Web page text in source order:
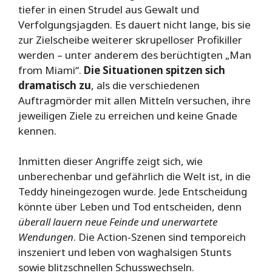
tiefer in einen Strudel aus Gewalt und
Verfolgungsjagden. Es dauert nicht lange, bis sie
zur Zielscheibe weiterer skrupelloser Profikiller
werden – unter anderem des berüchtigten „Man
from Miami“. Die Situationen spitzen sich
dramatisch zu, als die verschiedenen
Auftragmörder mit allen Mitteln versuchen, ihre
jeweiligen Ziele zu erreichen und keine Gnade
kennen.
Inmitten dieser Angriffe zeigt sich, wie
unberechenbar und gefährlich die Welt ist, in die
Teddy hineingezogen wurde. Jede Entscheidung
könnte über Leben und Tod entscheiden, denn
überall lauern neue Feinde und unerwartete
Wendungen. Die Action-Szenen sind temporeich
inszeniert und leben von waghalsigen Stunts
sowie blitzschnellen Schusswechseln.